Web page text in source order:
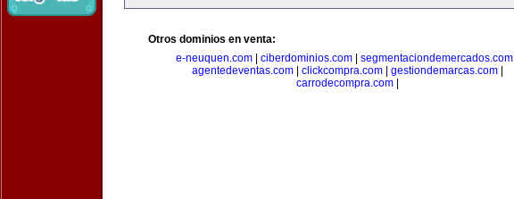
Otros dominios en venta:
e-neuquen.com
ciberdominios.com segmentaciondemercados.com
agentedeventas.com| clickcompra.com| gestiondemarcas.com|
carrodecompra.com|